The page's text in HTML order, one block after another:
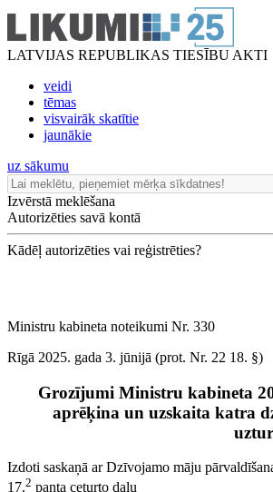
LATVIJAS REPUBLIKAS TIESĪBU AKTI
veidi
tēmas
visvairāk skatītie
jaunākie
uz sākumu
Izvērstā meklēšana
Autorizēties savā kontā
Kādēļ autorizēties vai reģistrēties?
Ministru kabineta noteikumi Nr. 330
Rīgā 2025. gada 3. jūnijā (prot. Nr. 22 18. §)
Grozījumi Ministru kabineta
aprēķina un uzskaita katra
Izdoti saskaņā ar Dzīvojamo māju
17.2 panta ceturto daļu